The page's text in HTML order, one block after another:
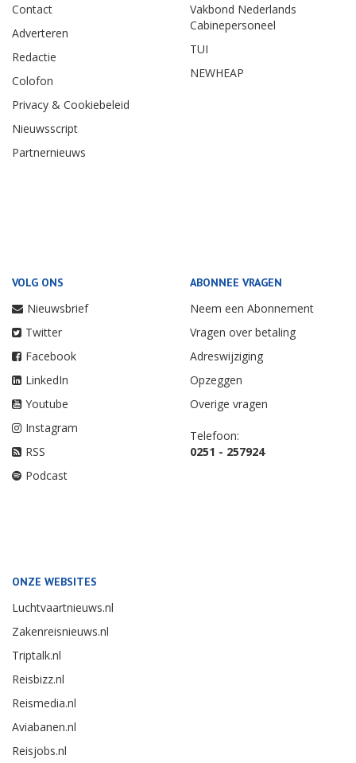
Contact
Adverteren
Redactie
Colofon
Privacy & Cookiebeleid
Nieuwsscript
Partnernieuws
Vakbond Nederlands
Cabinepersoneel
TUI
NEWHEAP
VOLG ONS
Nieuwsbrief
Twitter
Facebook
LinkedIn
Youtube
Instagram
RSS
Podcast
ABONNEE VRAGEN
Neem een Abonnement
Vragen over betaling
Adreswijziging
Opzeggen
Overige vragen
Telefoon:
0251 - 257924
ONZE WEBSITES
Luchtvaartnieuws.nl
Zakenreisnieuws.nl
Triptalk.nl
Reisbizz.nl
Reismedia.nl
Aviabanen.nl
Reisjobs.nl